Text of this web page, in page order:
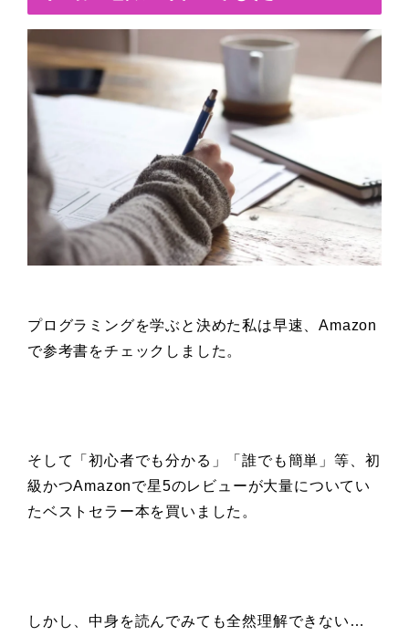
プログラミングを学ぶと決めた私は早速、Amazon
で参考書をチェックしました。
そして「初心者でも分かる」「誰でも簡単」 等、初
級かつAmazonで星5のレビューが大量についてい
たベストセラー本を買いました。
しかし、中身を読んでみても全然理解できない…